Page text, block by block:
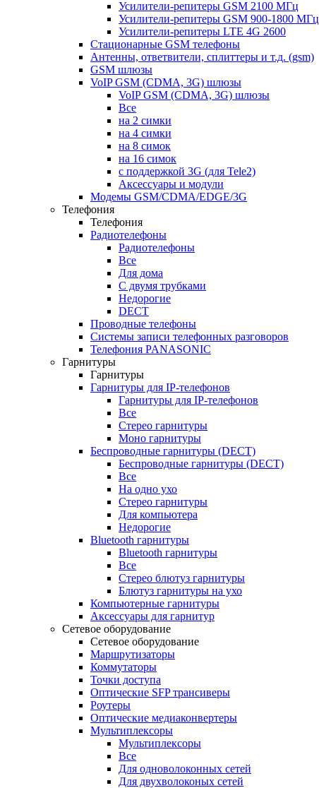
Усилители-репитеры GSM 2100 МГц
Усилители-репитеры GSM 900-1800 МГц
Усилители-репитеры LTE 4G 2600
Стационарные GSM телефоны
Антенны, ответвители, сплиттеры и т.д. (gsm)
GSM шлюзы
VoIP GSM (CDMA, 3G) шлюзы
VoIP GSM (CDMA, 3G) шлюзы
Все
на 2 симки
на 4 симки
на 8 симок
на 16 симок
с поддержкой 3G (для Tele2)
Аксессуары и модули
Модемы GSM/CDMA/EDGE/3G
Телефония
Телефония
Радиотелефоны
Радиотелефоны
Все
Для дома
С двумя трубками
Недорогие
DECT
Проводные телефоны
Системы записи телефонных разговоров
Телефония PANASONIC
Гарнитуры
Гарнитуры
Гарнитуры для IP-телефонов
Гарнитуры для IP-телефонов
Все
Стерео гарнитуры
Моно гарнитуры
Беспроводные гарнитуры (DECT)
Беспроводные гарнитуры (DECT)
Все
На одно ухо
Стерео гарнитуры
Для компьютера
Недорогие
Bluetooth гарнитуры
Bluetooth гарнитуры
Все
Стерео блютуз гарнитуры
Блютуз гарнитуры на ухо
Компьютерные гарнитуры
Аксессуары для гарнитур
Сетевое оборудование
Сетевое оборудование
Маршрутизаторы
Коммутаторы
Точки доступа
Оптические SFP трансиверы
Роутеры
Оптические медиаконвертеры
Мультиплексоры
Мультиплексоры
Все
Для одноволоконных сетей
Для двухволоконых сетей